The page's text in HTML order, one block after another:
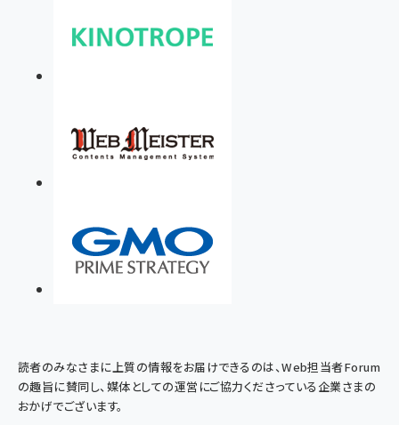
読者のみなさまに上質の情報をお届けできるのは、Web担当者Forum
の趣旨に賛同し、媒体としての運営にご協力くださっている企業さまの
おかげでございます。